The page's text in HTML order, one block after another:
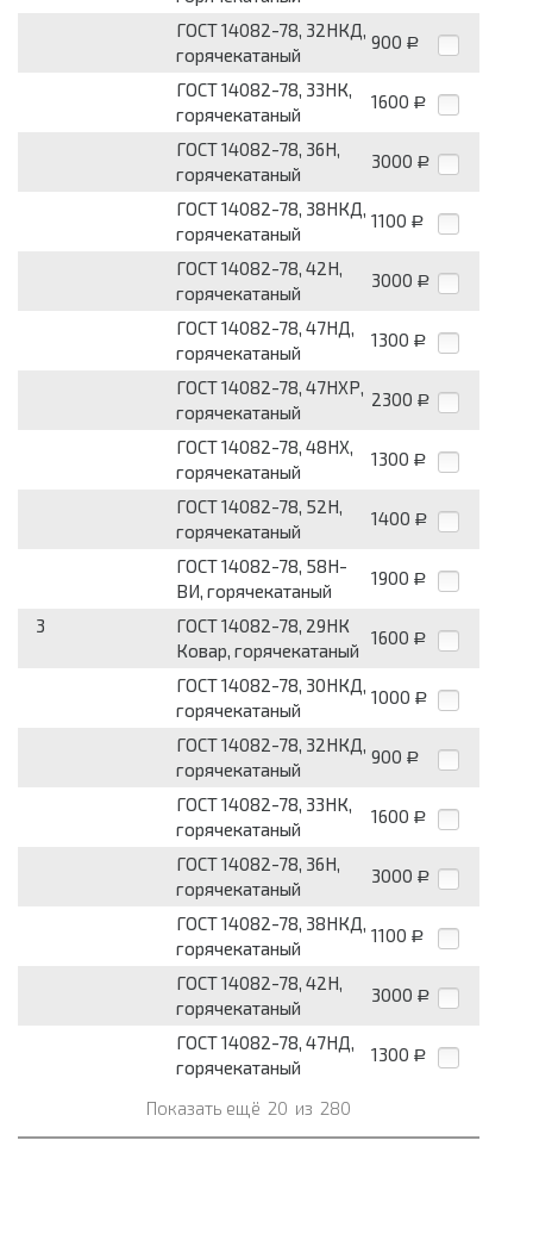
ГОСТ 14082-78, 32НКД,
горячекатаный
900 Р
ГОСТ 14082-78, 33НК,
горячекатаный
1600 Р
ГОСТ 14082-78, 36Н,
горячекатаный
3000 Р
ГОСТ 14082-78, 38НКД,
горячекатаный
1100 Р
ГОСТ 14082-78, 42Н,
горячекатаный
3000 Р
ГОСТ 14082-78, 47НД,
горячекатаный
1300 Р
ГОСТ 14082-78, 47НХР,
горячекатаный
2300 Р
ГОСТ 14082-78, 48НХ,
горячекатаный
1300 Р
ГОСТ 14082-78, 52Н,
горячекатаный
1400 Р
ГОСТ 14082-78, 58Н-
ВИ, горячекатаный
1900 Р
3
ГОСТ 14082-78, 29НК
Ковар, горячекатаный
1600 Р
ГОСТ 14082-78, 30НКД,
горячекатаный
1000 Р
ГОСТ 14082-78, 32НКД,
горячекатаный
900 Р
ГОСТ 14082-78, 33НК,
горячекатаный
1600 Р
ГОСТ 14082-78, 36Н,
горячекатаный
3000 Р
ГОСТ 14082-78, 38НКД,
горячекатаный
1100 Р
ГОСТ 14082-78, 42Н,
горячекатаный
3000 Р
ГОСТ 14082-78, 47НД,
горячекатаный
1300 Р
Показать ещё 20 из 280